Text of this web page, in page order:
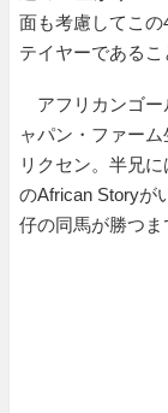
面も考慮してこ
テイヤーであるこ
アフリカンゴー
ャパン・ファー
リクセン。半兄
のAfrican Storyが
仔の同馬が勝つま